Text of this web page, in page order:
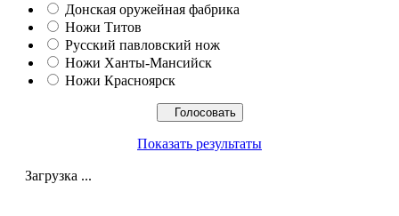
Донская оружейная фабрика
Ножи Титов
Русский павловский нож
Ножи Ханты-Мансийск
Ножи Красноярск
Показать результаты
Загрузка ...